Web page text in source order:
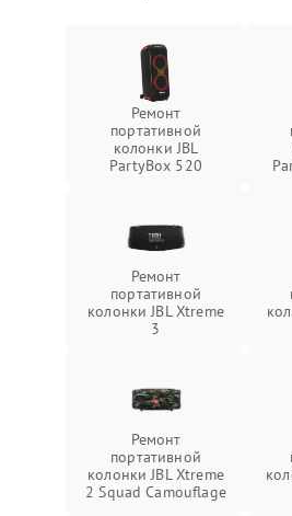
Ремонт
портативной
колонки JBL
PartyBox 520
Ремонт
портативной
колонки JBL Xtreme
3
Ремонт
портативной
колонки JBL Xtreme
2 Squad Camouflage